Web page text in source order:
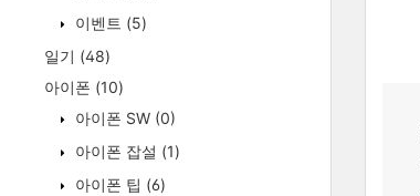
이벤트 (5)
일기 (48)
아이폰 (10)
아이폰 SW (0)
아이폰 잡설 (1)
아이폰 팁 (6)